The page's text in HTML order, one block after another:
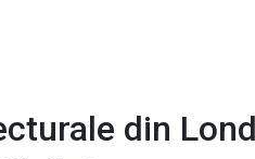
din